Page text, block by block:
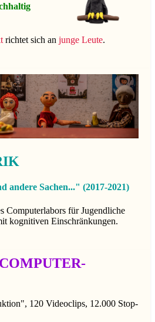
richtet sich an junge Leute.
andere Sachen..." (2017-2021)
Computerlabors für Jugendliche
kognitiven Einschränkungen.
120 Videoclips, 12.000 Stop-